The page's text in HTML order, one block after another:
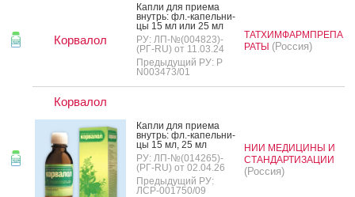
Корвалол
Кап­ли для при­ема
внутрь: фл.-ка­пель­ни­
цы 15 мл или 25 мл
РУ: ЛП-№(004823)-
(РГ-RU) от 11.03.24
Предыдущий РУ: Р
N003473/01
ТАТХИМФАРМПРЕПА
РАТЫ (Россия)
Корвалол
Кап­ли для при­ема
внутрь: фл.-ка­пель­ни­
цы 15 мл, 25 мл
РУ: ЛП-№(014265)-
(РГ-RU) от 02.04.26
Предыдущий РУ:
ЛСР-001750/09
НИИ МЕДИЦИНЫ И
СТАНДАРТИЗАЦИИ
(Россия)